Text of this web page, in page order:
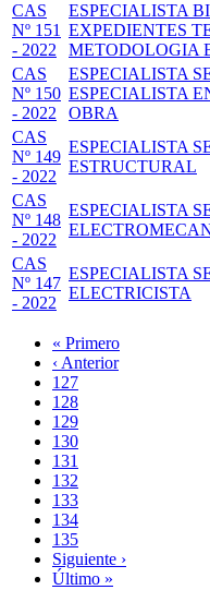
CAS
Nº 151
- 2022
ESPECIALISTA
EXPEDIENTES
METODOLOGIA
CAS
Nº 150
- 2022
ESPECIALISTA
ESPECIALISTA
OBRA
CAS
Nº 149
- 2022
ESPECIALISTA
ESTRUCTURAL
CAS
Nº 148
- 2022
ESPECIALISTA
CAS
Nº 147
- 2022
ESPECIALISTA
ELECTRICISTA
Paginación
Primera
página
« Primero
Página
anterior
‹ Anterior
Page
127
Page
128
Page
129
Page
130
Página
actual
131
Page
132
Page
133
Page
134
Page
135
Siguiente
página
Siguiente ›
Última
Último »